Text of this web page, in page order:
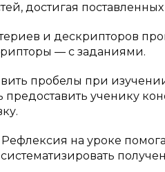
достигая
и дескрипторов
— с заданиями.
пробелы при
ученику
Рефлексия на уроке